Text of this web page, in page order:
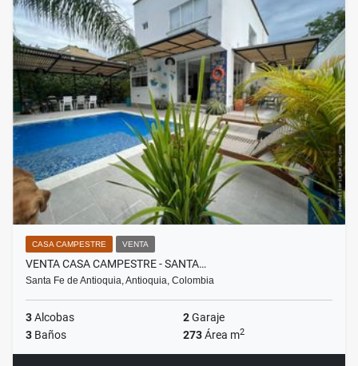
CASA CAMPESTRE VENTA
VENTA CASA CAMPESTRE - SANTA…
Santa Fe de Antioquia, Antioquia, Colombia
3Alcobas 2Garaje
3 Baños 273Área m2